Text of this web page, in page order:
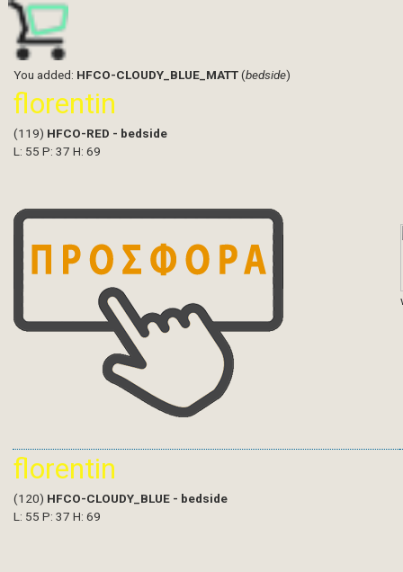
You added: HFCO-CLOUDY_BLUE_MATT(bedside)
florentin
(119) HFCO-RED - bedside
L: 55 P: 37 H: 69
florentin
(120) HFCO-CLOUDY_BLUE - bedside
L: 55 P: 37 H: 69